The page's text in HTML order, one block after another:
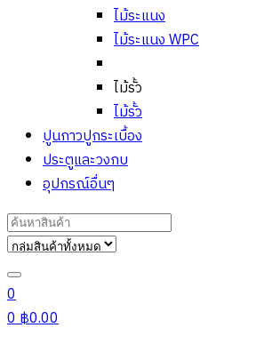
ไม้ระแนง
ไม้ระแนง WPC
ไม้รั้ว
ไม้รั้ว
ปูนกาวปูกระเบื้อง
ประตูและวงกบ
อุปกรณ์อื่นๆ
Search
for:
0
0฿0.00